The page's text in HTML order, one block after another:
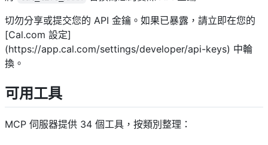
切勿分享或提交您的 API 金鑰。如果已暴露，請立即在您的
[Cal.com 設定]
(https://app.cal.com/settings/developer/api-keys) 中輪
換。
可用工具
MCP 伺服器提供 34 個工具，按類別整理：